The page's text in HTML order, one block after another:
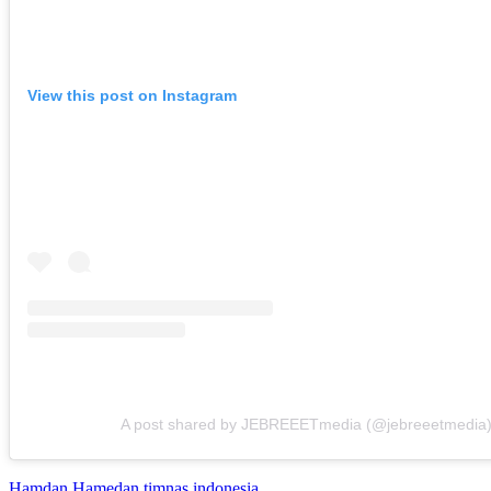
View this post on Instagram
A post shared by JEBREEETmedia (@jebreeetmedia)